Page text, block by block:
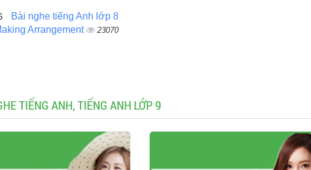
Bài nghe tiếng Anh lớp 8
Arrangement
23070
TIẾNG ANH, TIẾNG ANH LỚP 9